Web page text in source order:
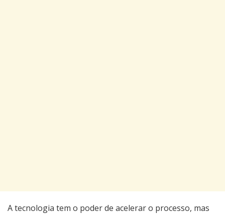
A tecnologia tem o poder de acelerar o processo, mas